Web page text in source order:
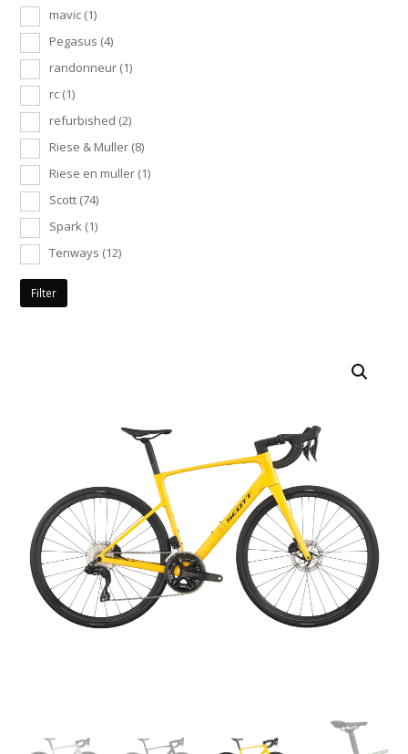
mavic (1)
Pegasus (4)
randonneur (1)
rc (1)
refurbished (2)
Riese & Muller (8)
Riese en muller (1)
Scott (74)
Spark (1)
Tenways (12)
Filter